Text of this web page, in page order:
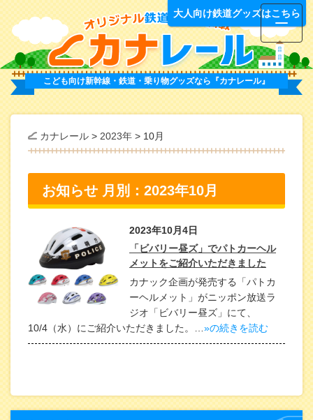
大人向け鉄道グッズはこちら
こども向け新幹線・鉄道・乗り物グッズなら 『カナレール』
カナレール > 2023年 > 10月
お知らせ 月別：2023年10月
2023年10月4日
「ビバリー昼ズ」でパトカーヘル
メットをご紹介いただきました
カナック企画が発売する「パトカ
ーヘルメット」がニッポン放送ラ
ジオ「ビバリー昼ズ」にて、
10/4（水）にご紹介いただきました。… »の続きを読む